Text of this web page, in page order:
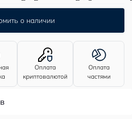
о наличии
Оплата
криптовалютой
Оплата
частями